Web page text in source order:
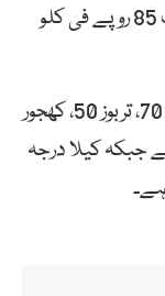
روپے، امرود 120روپے، اسٹرابیری کی قیمت 85 روپے فی کلو
خربوزے کی فی کلو قیمت 95 روپے، گرما 70، تربوز 50، کھجور
ہے جبکہ کیلا درجہ